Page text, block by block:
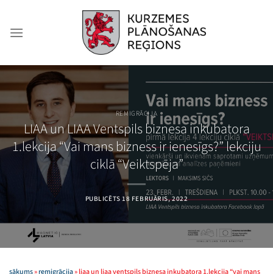
content
REMIGRĀCIJA
LIAA un LIAA Ventspils biznesa inkubatora
1.lekcija “Vai mans bizness ir ienesīgs?” lekciju
ciklā “Veiktspēja”
PUBLICĒTS18 FEBRUĀRIS, 2022
sākums»remigrācija»liaa un liaa ventspils biznesa inkubatora 1.lekcija “vai mans